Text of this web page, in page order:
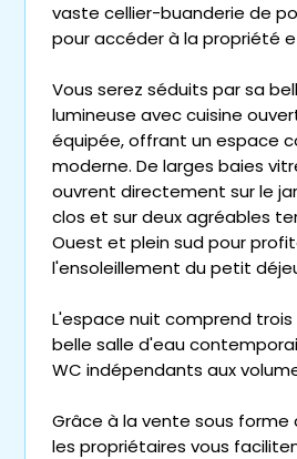
vaste cellier-buanderie de
pour accéder à la propriété
Vous serez séduits par sa
lumineuse avec cuisine
équipée, offrant un espace
moderne. De larges baies
ouvrent directement sur le
clos et sur deux agréables
Ouest et plein sud pour
l'ensoleillement du petit
L'espace nuit comprend trois
belle salle d'eau
WC indépendants aux
Grâce à la vente sous forme
les propriétaires vous